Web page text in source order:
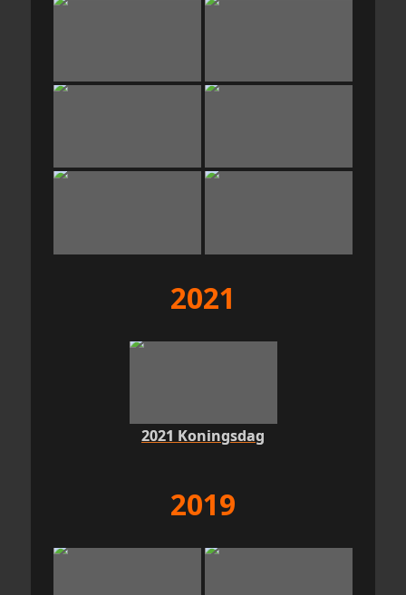
2021
2021 Koningsdag
2019